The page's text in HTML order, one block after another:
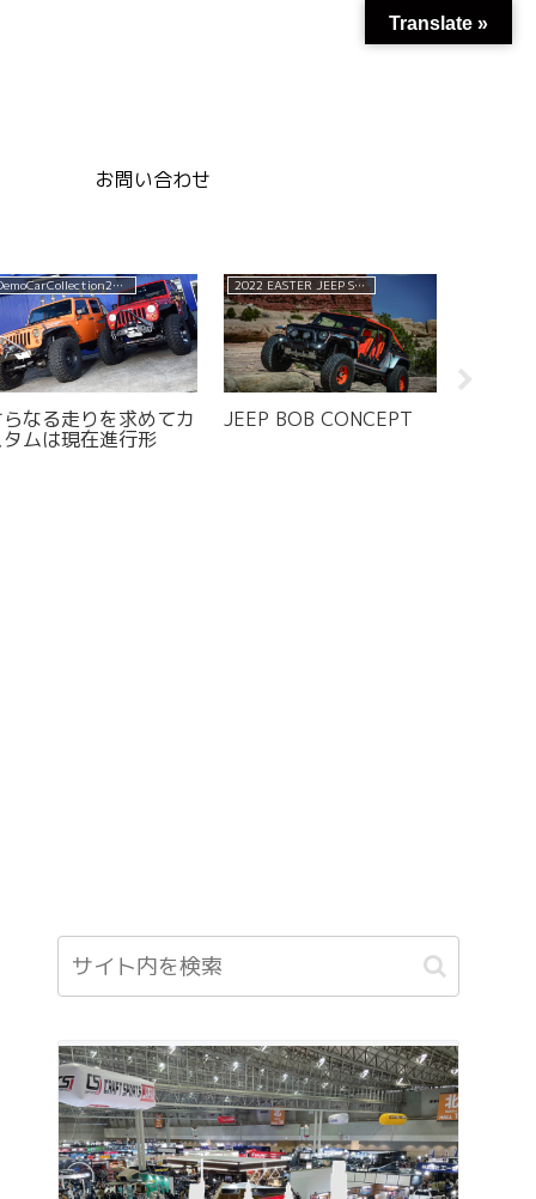
お問い合わせ
DemoCarCollection2016
なる走りを求めてカ
ムは現在進行形
2022 EASTER JEEP SAFARI CONCEPT
JEEP BOB CONCEPT
Translate »